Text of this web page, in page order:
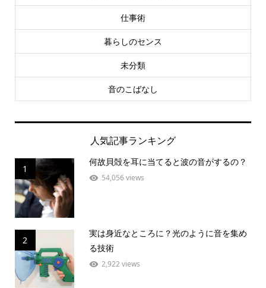
仕事術
暮らしのセンス
未分類
音のこばなし
人気記事ランキング
1
何故貝殻を耳に当てると波の音がするの？
54,056 views
2
実は身近なところに？光のように音を集め
る技術
2,922 views